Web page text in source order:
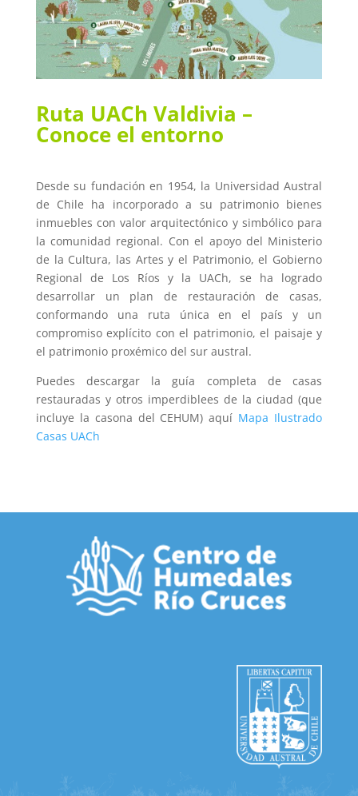
Ruta UACh Valdivia –
Conoce el entorno
Desde su fundación en 1954, la Universidad Austral
de Chile ha incorporado a su patrimonio bienes
inmuebles con valor arquitectónico y simbólico para
la comunidad regional. Con el apoyo del Ministerio
de la Cultura, las Artes y el Patrimonio, el Gobierno
Regional de Los Ríos y la UACh, se ha logrado
desarrollar un plan de restauración de casas,
conformando una ruta única en el país y un
compromiso explícito con el patrimonio, el paisaje y
el patrimonio proxémico del sur austral.
Puedes descargar la guía completa de casas
restauradas y otros imperdiblees de la ciudad (que
incluye la casona del CEHUM) aquí Mapa Ilustrado
Casas UACh